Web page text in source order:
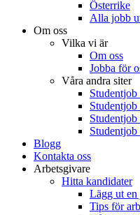
Österrike
Alla jobb
Om oss
Vilka vi är
Om oss
Jobba för
Våra andra siter
Studentjob
Blogg
Kontakta oss
Arbetsgivare
Hitta kandidater
Lägg ut en
Tips för